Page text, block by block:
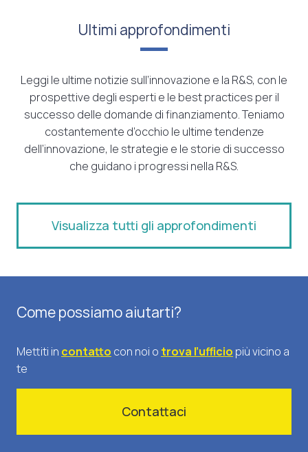
Ultimi approfondimenti
Leggi le ultime notizie sull’innovazione e la R&S, con le
prospettive degli esperti e le best practices per il
successo delle domande di finanziamento. Teniamo
costantemente d’occhio le ultime tendenze
dell’innovazione, le strategie e le storie di successo
che guidano i progressi nella R&S.
Visualizza tutti gli approfondimenti
Come possiamo aiutarti?
Mettiti in contatto con noi o trova l’ufficio più vicino a
te
Contattaci